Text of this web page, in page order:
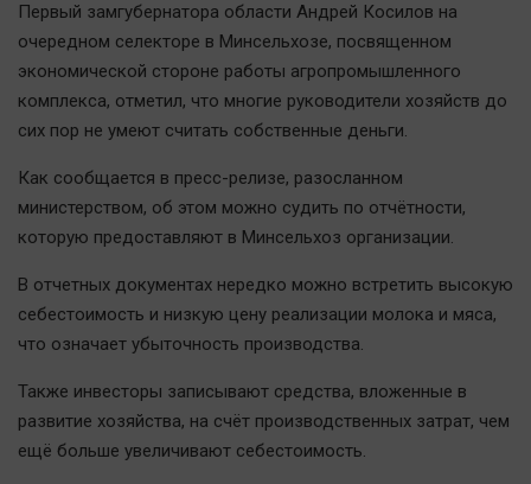
Политика
Экономика
Происшествия
Здоровье
Культура
Курилка
Мнения
Спорт
Технологии
Отраслевые темы
Hедвижимость
Первый замгубернатора области Андрей Косилов на
очередном селекторе в Минсельхозе, посвященном
экономической стороне работы агропромышленного
комплекса, отметил, что многие руководители хозяйств до
сих пор не умеют считать собственные деньги.
Как сообщается в пресс-релизе, разосланном
министерством, об этом можно судить по отчётности,
которую предоставляют в Минсельхоз организации.
В отчетных документах нередко можно встретить высокую
себестоимость и низкую цену реализации молока и мяса,
что означает убыточность производства.
Также инвесторы записывают средства, вложенные в
развитие хозяйства, на счёт производственных затрат, чем
ещё больше увеличивают себестоимость.